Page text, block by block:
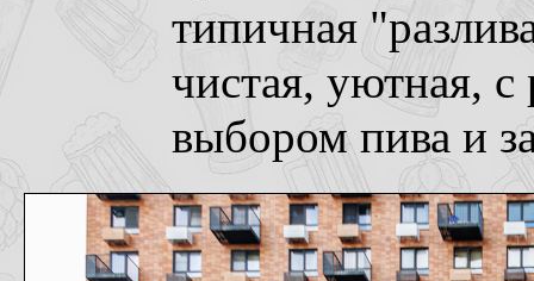
типичная
чистая, уютная,
выбором пива и